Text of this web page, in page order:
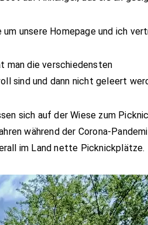
unsere Homepage und ich
man die verschiedensten
sind und dann nicht geleert
sich auf der Wiese zum
während der Corona-
im Land nette Picknickplätze.